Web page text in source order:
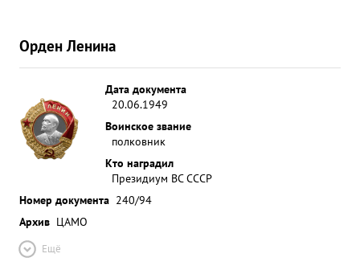
Орден Ленина
Дата документа
20.06.1949
Воинское звание
полковник
Кто наградил
Президиум ВС СССР
Номер документа 240/94
Архив ЦАМО
Ещё